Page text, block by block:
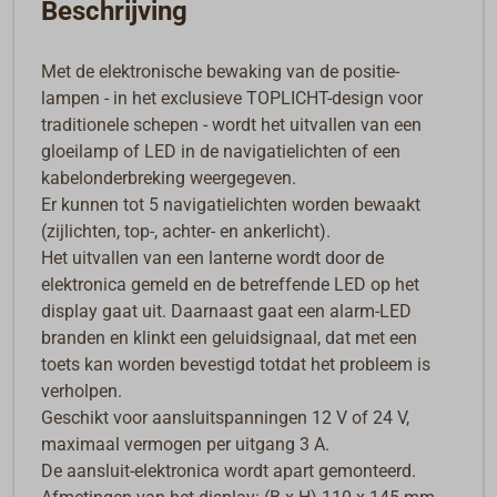
Beschrijving
Met de elektronische bewaking van de positie-
lampen - in het exclusieve TOPLICHT-design voor
traditionele schepen - wordt het uitvallen van een
gloeilamp of LED in de navigatielichten of een
kabelonderbreking weergegeven.
Er kunnen tot 5 navigatielichten worden bewaakt
(zijlichten, top-, achter- en ankerlicht).
Het uitvallen van een lanterne wordt door de
elektronica gemeld en de betreffende LED op het
display gaat uit. Daarnaast gaat een alarm-LED
branden en klinkt een geluidsignaal, dat met een
toets kan worden bevestigd totdat het probleem is
verholpen.
Geschikt voor aansluitspanningen 12 V of 24 V,
maximaal vermogen per uitgang 3 A.
De aansluit-elektronica wordt apart gemonteerd.